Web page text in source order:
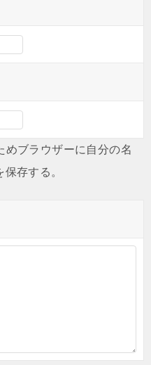
めブラウザーに自分の名
存する。